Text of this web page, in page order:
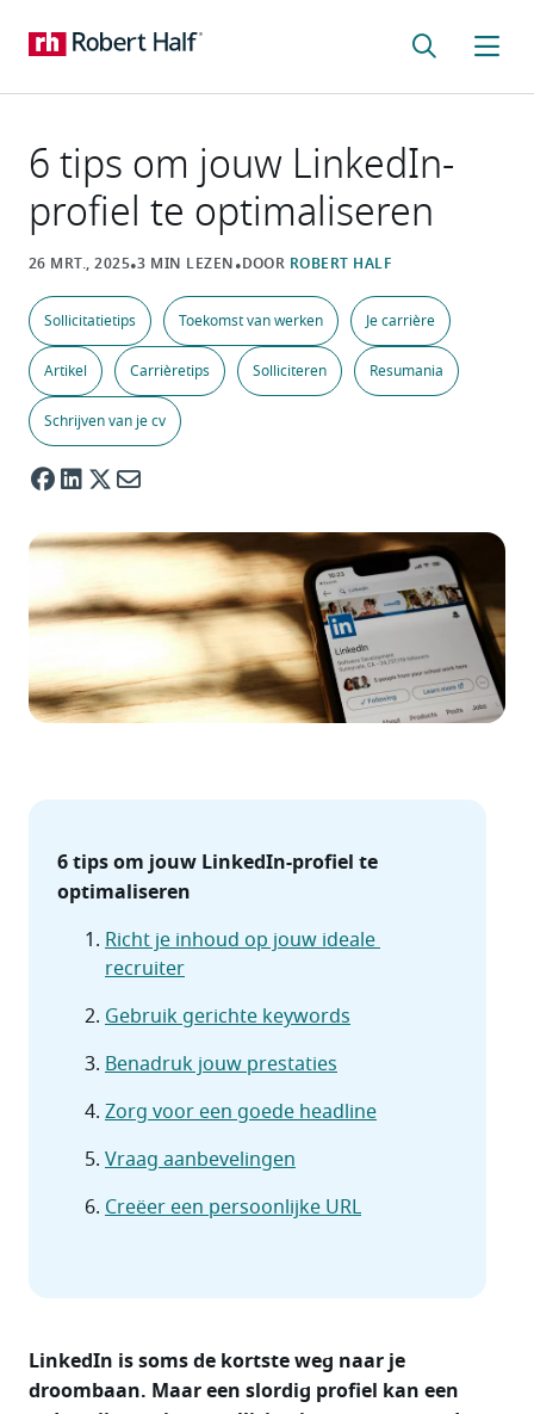
6 tips om jouw LinkedIn-
profiel te optimaliseren
Sollicitatietips Toekomst van werken Je carrière
Artikel Carrièretips Solliciteren Resumania
Schrijven van je cv
6 tips om jouw LinkedIn-profiel te
optimaliseren
Richt je inhoud op jouw ideale
recruiter
Gebruik gerichte keywords
Benadruk jouw prestaties
Zorg voor een goede headline
Vraag aanbevelingen
Creëer een persoonlijke URL
LinkedIn is soms de kortste weg naar je
droombaan. Maar een slordig profiel kan een